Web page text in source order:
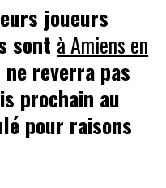
joueurs
sont à Amiens en
ne reverra pas
prochain au
pour raisons